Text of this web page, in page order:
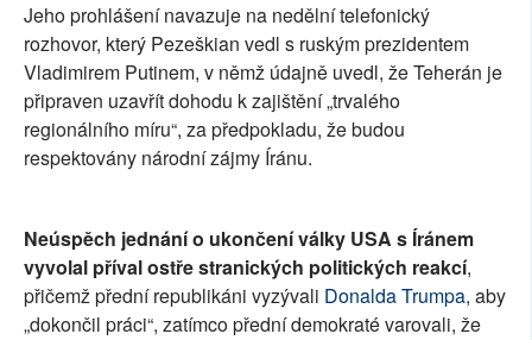
Jeho prohlášení navazuje na nedělní telefonický
rozhovor, který Pezeškian vedl s ruským prezidentem
Vladimirem Putinem, v němž údajně uvedl, že Teherán je
připraven uzavřít dohodu k zajištění „trvalého
regionálního míru“, za předpokladu, že budou
respektovány národní zájmy Íránu.
Neúspěch jednání o ukončení války USA s Íránem
vyvolal příval ostře stranických politických reakcí,
přičemž přední republikáni vyzývali Donalda Trumpa, aby
„dokončil práci“, zatímco přední demokraté varovali, že